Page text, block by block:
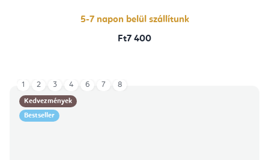
5-7 napon belül szállítunk
Ft7 400
Kedvezmények
Bestseller
1 2 3 4 6 7 8